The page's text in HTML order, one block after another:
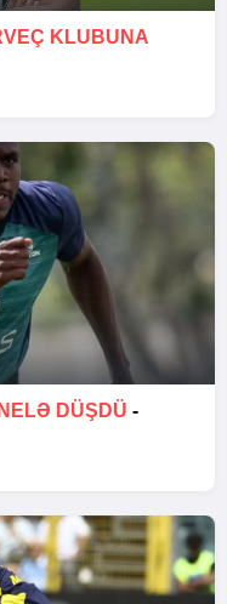
KLUBUNA
DÜŞDÜ -